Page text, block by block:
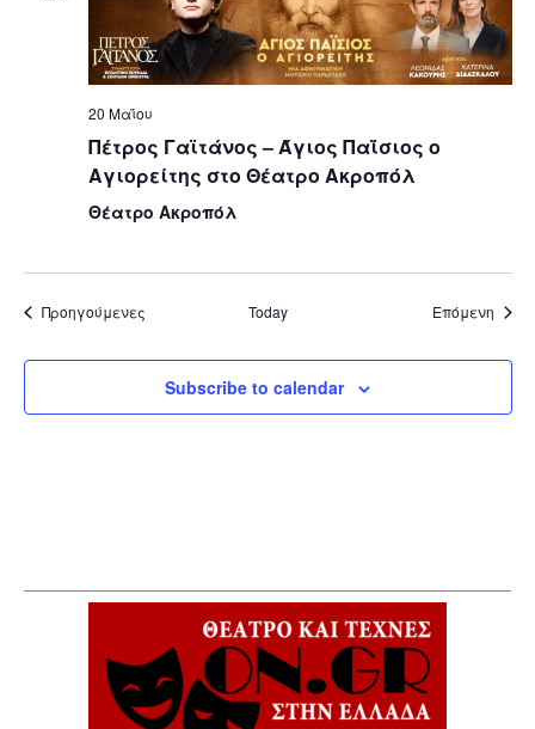
20 Μαΐου
Πέτρος Γαϊτάνος – Άγιος Παΐσιος ο
Αγιορείτης στο Θέατρο Ακροπόλ
Θέατρο Ακροπόλ
ΠροηγούμενεςΕκδηλώσεις Today Επόμενη
Subscribe to calendar